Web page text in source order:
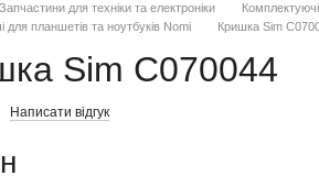
Запчастини для техніки та електроніки
для планшетів та ноутбуків Nomi
Кришка Sim
Sim C070044
Написати відгук